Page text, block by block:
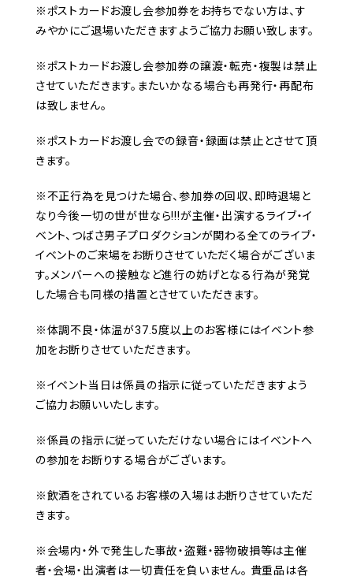
※ポストカードお渡し会参加券をお持ちでない方は、す
みやかにご退場いただきますようご協力お願い致します。
※ポストカードお渡し会参加券の譲渡・転売・複製は禁止
させていただきます。またいかなる場合も再発行・再配布
は致しません。
※ポストカードお渡し会での録音・録画は禁止とさせて頂
きます。
※不正行為を見つけた場合、参加券の回収、即時退場と
なり今後一切の世が世なら!!!が主催・出演するライブ・イ
ベント、つばさ男子プロダクションが関わる全てのライブ・
イベントのご来場をお断りさせていただく場合がございま
す。 メンバーへの接触など進行の妨げとなる行為が発覚
した場合も同様の措置とさせていただきます。
※体調不良・体温が37.5度以上のお客様にはイベント参
加をお断りさせていただきます。
※イベント当日は係員の指示に従っていただきますよう
ご協力お願いいたします。
※係員の指示に従っていただけない場合にはイベントへ
の参加をお断りする場合がございます。
※飲酒をされているお客様の入場はお断りさせていただ
きます。
※会場内・外で発生した事故・盗難・器物破損等は主催
者・会場・出演者は一切責任を負いません。 貴重品は各